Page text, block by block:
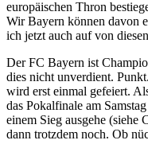
europäischen Thron
Wir Bayern können davon
ich jetzt auch auf von
Der FC Bayern ist
dies nicht unverdient.
wird erst einmal gefeiert.
das Pokalfinale am
einem Sieg ausgehe (siehe
dann trotzdem noch. Ob